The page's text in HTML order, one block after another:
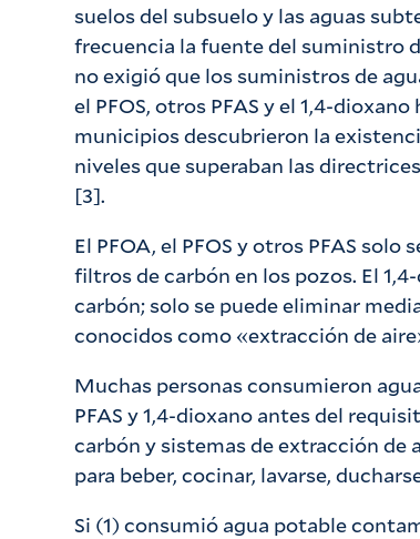
suelos del subsuelo y las aguas
frecuencia la fuente del suministro
no exigió que los suministros de
el PFOS, otros PFAS y el 1,4-
municipios descubrieron la
niveles que superaban las
[3].
El PFOA, el PFOS y otros PFAS
filtros de carbón en los pozos. El
carbón; solo se puede eliminar
conocidos como «extracción de
Muchas personas consumieron
PFAS y 1,4-dioxano antes del
carbón y sistemas de extracción de
para beber, cocinar, lavarse,
Si (1) consumió agua potable